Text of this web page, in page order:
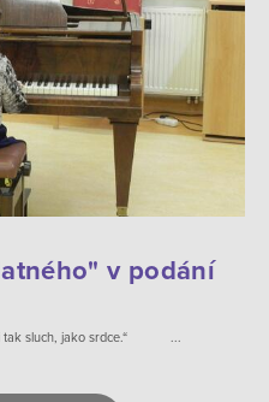
v podání
tak sluch, jako srdce.“ ...